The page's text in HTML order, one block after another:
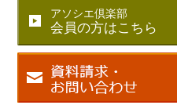
アソシエ倶楽部
会員の方はこちら